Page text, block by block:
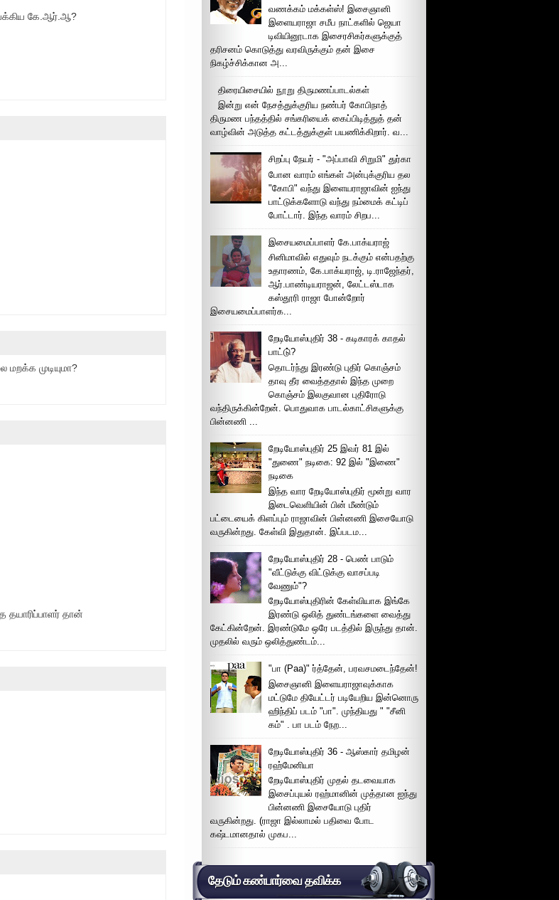
கே.ஆர்.ஆ?
முடியுமா?
தான்
வணக்கம் மக்கள்ஸ்! இசைஞானி
இளையராஜா சமீப நாட்களில் ஜெயா
டிவியினூடாக இசைரசிகர்களுக்குத்
தரிசனம் கொடுத்து வரவிருக்கும் தன் இசை
நிகழ்ச்சிக்கான அ...
திரையிசையில் நூறு திருமணப்பாடல்கள்
இன்று என் நேசத்துக்குரிய நண்பர் கோபிநாத்
திருமண பந்தத்தில் சங்கரியைக் கைப்பிடித்துத் தன்
வாழ்வின் அடுத்த கட்டத்துக்குள் பயணிக்கிறார். வ...
சிறப்பு நேயர் - "அப்பாவி சிறுமி" துர்கா
போன வாரம் எங்கள் அன்புக்குரிய தல
"கோபி" வந்து இளையராஜாவின் ஐந்து
பாட்டுக்களோடு வந்து நம்மைக் கட்டிப்
போட்டார். இந்த வாரம் சிறப...
இசையமைப்பாளர் கே.பாக்யராஜ்
சினிமாவில் எதுவும் நடக்கும் என்பதற்கு
உதாரணம், கே.பாக்யராஜ், டி.ராஜேந்தர்,
ஆர்.பாண்டியராஜன், லேட்டஸ்டாக
கஸ்தூரி ராஜா போன்றோர்
இசையமைப்பாளர்க...
றேடியோஸ்புதிர் 38 - கடிகாரக் காதல்
பாட்டு்?
தொடர்ந்து இரண்டு புதிர் கொஞ்சம்
தாவு தீர வைத்ததால் இந்த முறை
கொஞ்சம் இலகுவான புதிரோடு
வந்திருக்கின்றேன். பொதுவாக பாடல்காட்சிகளுக்கு
பின்னணி ...
றேடியோஸ்புதிர் 25 இவர் 81 இல்
"துணை" நடிகை: 92 இல் "இணை"
நடிகை
இந்த வார றேடியோஸ்புதிர் மூன்று வார
இடைவெளியின் பின் மீண்டும்
பட்டையைக் கிளப்பும் ராஜாவின் பின்னணி இசையோடு
வருகின்றது. கேள்வி இதுதான். இப்படம...
றேடியோஸ்புதிர் 28 - பெண் பாடும்
"வீட்டுக்கு விட்டுக்கு வாசப்படி
வேணும்"?
றேடியோஸ்புதிரின் கேள்வியாக இங்கே
இரண்டு ஒலித் துண்டங்களை வைத்து
கேட்கின்றேன். இரண்டுமே ஒரே படத்தில் இருந்து தான்.
முதலில் வரும் ஒலித்துண்டம்...
"பா (Paa)" ர்த்தேன், பரவசமடைந்தேன்!
இசைஞானி இளையராஜாவுக்காக
மட்டுமே தியேட்டர் படியேறிய இன்னொரு
ஹிந்திப் படம் "பா". முந்தியது " "சீனி
கம்" . பா படம் நேற...
றேடியோஸ்புதிர் 36 - ஆஸ்கார் தமிழன்
ரஹ்மேனியா
றேடியோஸ்புதிர் முதல் தடவையாக
இசைப்புயல் ரஹ்மானின் முத்தான ஐந்து
பின்னணி இசையோடு புதிர்
வருகின்றது. (ராஜா இல்லாமல் பதிவை போட
கஷ்டமானதால் முகப...
தேடும் கண்பார்வை தவிக்க